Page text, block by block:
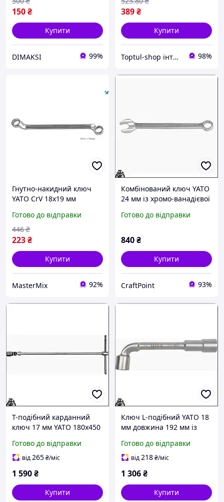
150₴
Купити
DIMAKSI 99%
389₴
Купити
Toptul-shop інтернет магазин 98%
Гнутно-накидний ключ
YATO CrV 18x19 мм
зручного доступу до
важкодоступних місць
Готово до відправки
223₴
446 ₴
Купити
MasterMix 92%
Комбінований ключ YATO
24 мм із хромо-ванадієвої
для роботи у
Готово до відправки
840₴
Купити
CraftPoint 93%
T-подібний карданний
ключ 17 мм YATO 180x450
обмеженому просторі та
важкодоступних місць
Готово до відправки
від265₴/міс
1 590₴
Купити
Ключ L-подібний YATO 18
мм довжина 192 мм із
для важкодоступних
місць
Готово до відправки
від218₴/міс
1 306₴
Купити